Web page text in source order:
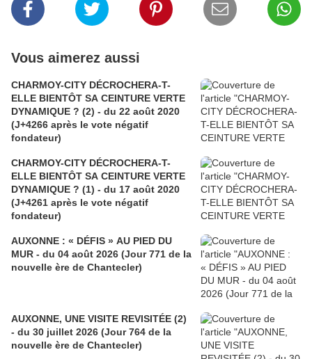
Vous aimerez aussi
CHARMOY-CITY DÉCROCHERA-T-
ELLE BIENTÔT SA CEINTURE VERTE
DYNAMIQUE ? (2) - du 22 août 2020
(J+4266 après le vote négatif
fondateur)
CHARMOY-CITY DÉCROCHERA-T-
ELLE BIENTÔT SA CEINTURE VERTE
DYNAMIQUE ? (1) - du 17 août 2020
(J+4261 après le vote négatif
fondateur)
AUXONNE : « DÉFIS » AU PIED DU
MUR - du 04 août 2026 (Jour 771 de la
nouvelle ère de Chantecler)
AUXONNE, UNE VISITE REVISITÉE (2)
- du 30 juillet 2026 (Jour 764 de la
nouvelle ère de Chantecler)